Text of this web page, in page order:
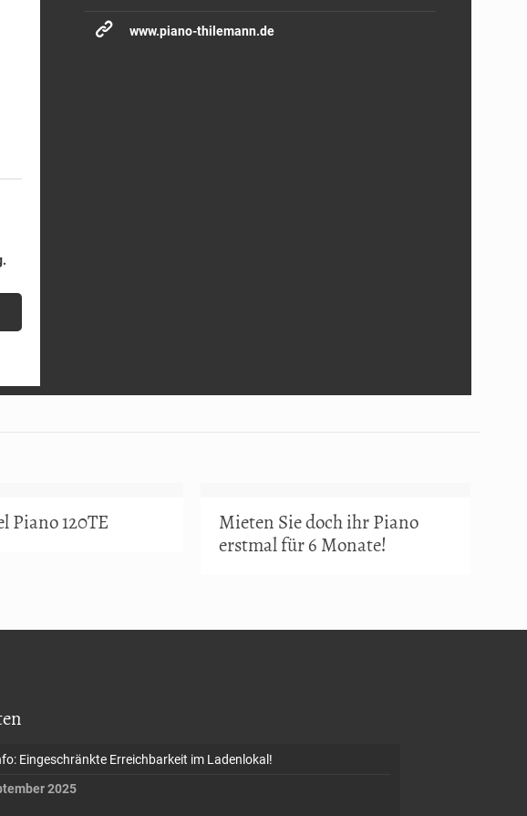
www.piano-thilemann.de
Piano 120TE Mieten Sie doch ihr Piano
erstmal für 6 Monate!
Eingeschränkte Erreichbarkeit im Ladenlokal!
2025